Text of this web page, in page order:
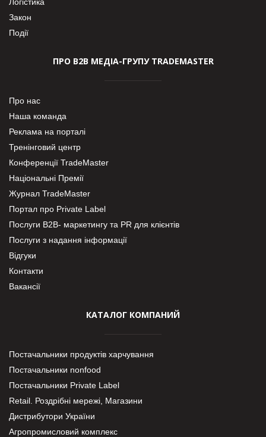
Логістика
Закон
Події
ПРО В2В МЕДІА-ГРУПУ TRADEMASTER
Про нас
Наша команда
Реклама на порталі
Тренінговий центр
Конференції TradeMaster
Національні Премії
Журнал TradeMaster
Портал про Private Label
Послуги В2В- маркетингу та PR для клієнтів
Послуги з надання інформації
Відгуки
Контакти
Вакансії
КАТАЛОГ КОМПАНИЙ
Постачальники продуктів харчування
Постачальники nonfood
Постачальники Private Label
Retail. Роздрібні мережі, Магазини
Дистрибутори України
Агропромисловий комплекс